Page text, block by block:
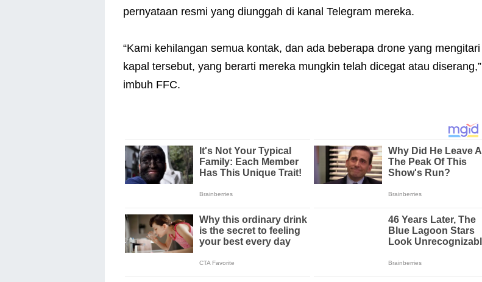
pernyataan resmi yang diunggah di kanal Telegram mereka.
“Kami kehilangan semua kontak, dan ada beberapa drone yang mengitari
kapal tersebut, yang berarti mereka mungkin telah dicegat atau diserang,”
imbuh FFC.